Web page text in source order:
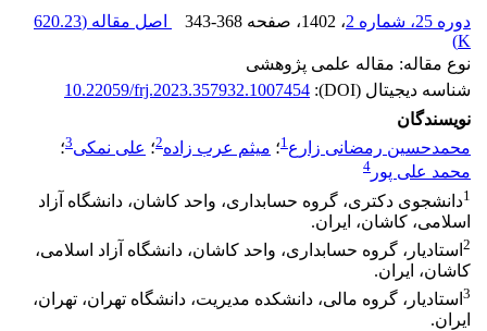
دوره 25، شماره 2
، 1402 ، صفحه 343-368 اصل مقاله (620.23
K
)
نوع مقاله: مقاله علمی پژوهشی
شناسه دیجیتال (DOI):
10.22059/frj.2023.357932.1007454
نویسندگان
محمدحسین رمضانی زارع1؛ میثم عرب زاده2؛ علی نمکی3؛
محمد علی پور 4
1دانشجوی دکتری، گروه حسابداری، واحد کاشان، دانشگاه آزاد
اسلامی، کاشان، ایران.
2 استادیار، گروه حسابداری، واحد کاشان، دانشگاه آزاد اسلامی،
کاشان، ایران.
3 استادیار، گروه مالی، دانشکده مدیریت، دانشگاه تهران، تهران،
ایران.